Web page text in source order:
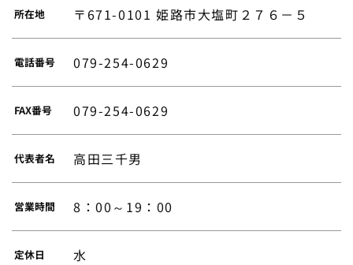
所在地 〒671-0101 姫路市大塩町２７６－５
電話番号 079-254-0629
FAX番号 079-254-0629
代表者名 高田三千男
営業時間 8：00～19：00
定休日 水